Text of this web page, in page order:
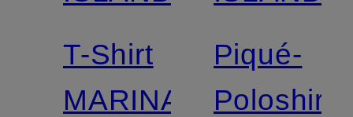
T-Shirt
MARINA
Piqué-
Poloshirt